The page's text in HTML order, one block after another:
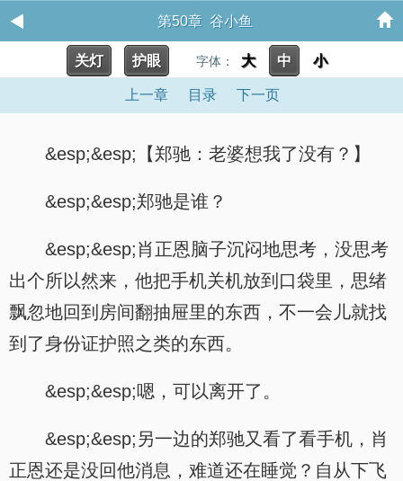
第50章 谷小鱼
关灯 护眼 字体： 大 中 小
上一章 目录 下一页
&esp;&esp;【郑驰：老婆想我了没有？】
&esp;&esp;郑驰是谁？
&esp;&esp;肖正恩脑子沉闷地思考，没思考
出个所以然来，他把手机关机放到口袋里，思绪
飘忽地回到房间翻抽屉里的东西，不一会儿就找
到了身份证护照之类的东西。
&esp;&esp;嗯，可以离开了。
&esp;&esp;另一边的郑驰又看了看手机，肖
正恩还是没回他消息，难道还在睡觉？自从下飞